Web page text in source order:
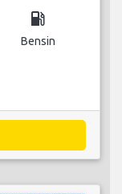
local_gas_station
Bensin